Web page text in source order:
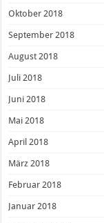
Oktober 2018
September 2018
August 2018
Juli 2018
Juni 2018
Mai 2018
April 2018
März 2018
Februar 2018
Januar 2018